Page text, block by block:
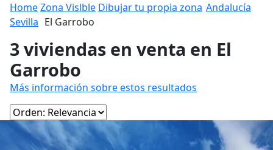
HomeZona Vislble Dibujar tu propia zona Andalucía
Sevilla El Garrobo
3 viviendas en venta en El
Garrobo
Más información sobre estos resultados